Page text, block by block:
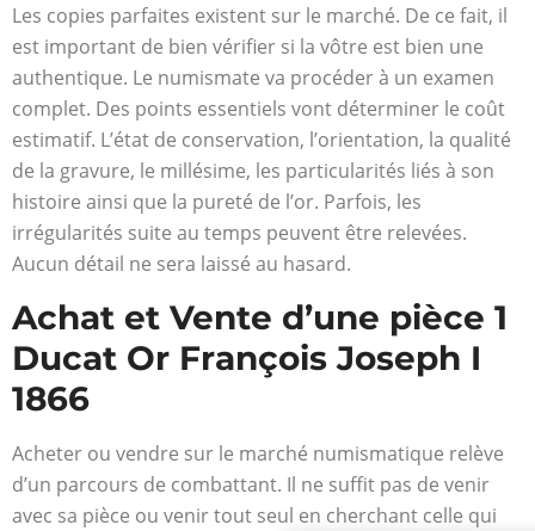
Les copies parfaites existent sur le marché. De ce fait, il
est important de bien vérifier si la vôtre est bien une
authentique. Le numismate va procéder à un examen
complet. Des points essentiels vont déterminer le coût
estimatif. L’état de conservation, l’orientation, la qualité
de la gravure, le millésime, les particularités liés à son
histoire ainsi que la pureté de l’or. Parfois, les
irrégularités suite au temps peuvent être relevées.
Aucun détail ne sera laissé au hasard.
Achat et Vente d’une pièce 1
Ducat Or François Joseph I
1866
Acheter ou vendre sur le marché numismatique relève
d’un parcours de combattant. Il ne suffit pas de venir
avec sa pièce ou venir tout seul en cherchant celle qui